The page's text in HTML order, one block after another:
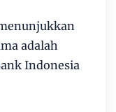
adalah
Indonesia